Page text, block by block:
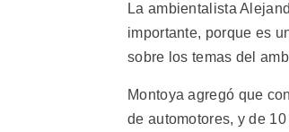
La ambientalista
importante, porque es
sobre los temas del
Montoya agregó que
de automotores, y de